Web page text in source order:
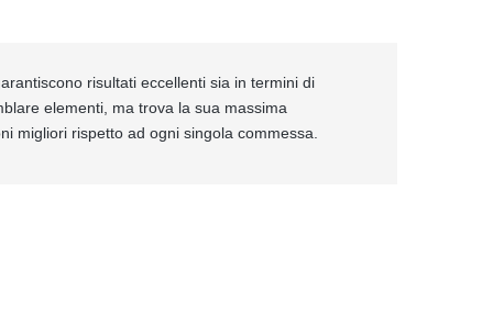
risultati eccellenti sia in termini di
elementi, ma trova la sua massima
migliori rispetto ad ogni singola commessa.